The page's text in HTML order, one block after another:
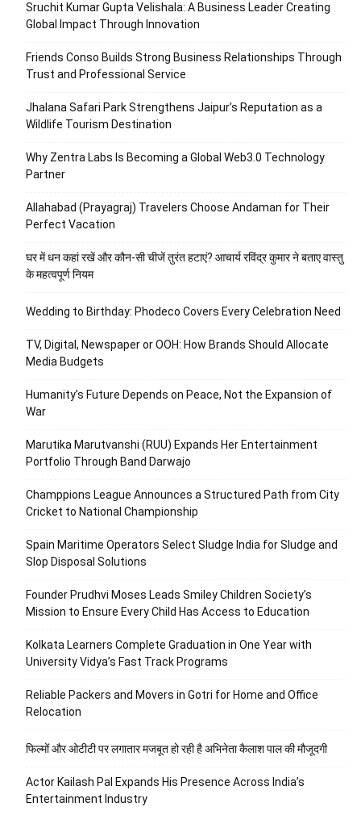
Sruchit Kumar Gupta Velishala: A Business Leader Creating
Global Impact Through Innovation
Friends Conso Builds Strong Business Relationships Through
Trust and Professional Service
Jhalana Safari Park Strengthens Jaipur’s Reputation as a
Wildlife Tourism Destination
Why Zentra Labs Is Becoming a Global Web3.0 Technology
Partner
Allahabad (Prayagraj) Travelers Choose Andaman for Their
Perfect Vacation
घर में धन कहां रखें और कौन-सी चीजें तुरंत हटाएं? आचार्य रविंद्र कुमार ने बताए वास्तु
के महत्वपूर्ण नियम
Wedding to Birthday: Phodeco Covers Every Celebration Need
TV, Digital, Newspaper or OOH: How Brands Should Allocate
Media Budgets
Humanity’s Future Depends on Peace, Not the Expansion of
War
Marutika Marutvanshi (RUU) Expands Her Entertainment
Portfolio Through Band Darwajo
Champpions League Announces a Structured Path from City
Cricket to National Championship
Spain Maritime Operators Select Sludge India for Sludge and
Slop Disposal Solutions
Founder Prudhvi Moses Leads Smiley Children Society’s
Mission to Ensure Every Child Has Access to Education
Kolkata Learners Complete Graduation in One Year with
University Vidya’s Fast Track Programs
Reliable Packers and Movers in Gotri for Home and Office
Relocation
फिल्मों और ओटीटी पर लगातार मजबूत हो रही है अभिनेता कैलाश पाल की मौजूदगी
Actor Kailash Pal Expands His Presence Across India’s
Entertainment Industry